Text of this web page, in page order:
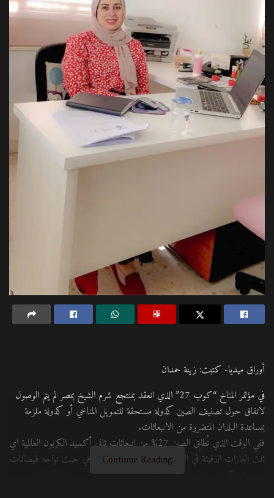
أوراق ميديا- كتبت: زينة حمدان
في مؤتمر المناخ “كوب 27” الذي انعقد بمنتجع شرم الشيخ بمصر لم يتم الوصول
لاتفاق حول تصنيف الصين كدولة مستحقة للتمويل المناخي أو كدولة ملزمة
بمساعدة البلدان المتضررة من الانبعاثات.
ففي الوقت الذي تُطلِق الصين 27% من انبعاثات ثاني أكسيد الكربون العالمية اي
ثلث الغازات الدفيئة في العالم، تشهد تأثيرات التغيير المناخي حيث تواجه فيضانات
Continue Reading